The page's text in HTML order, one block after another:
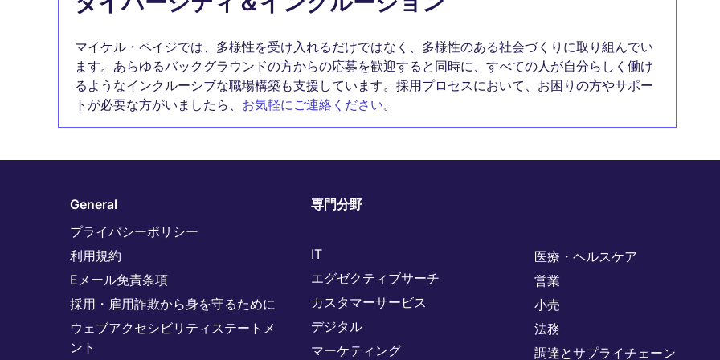
マイケル・ペイジでは、多様性を受け入れるだけではなく、多様性のある社会づくりに取り組んでい
ます。あらゆるバックグラウンドの方からの応募を歓迎すると同時に、すべての人が自分らしく働け
るようなインクルーシブな職場構築も支援しています。採用プロセスにおいて、お困りの方やサポー
トが必要な方がいましたら、 お気軽にご連絡ください。
General
プライバシーポリシー
利用規約
Eメール免責条項
採用・雇用詐欺から身を守るために
ウェブアクセシビリティステートメ
ント
専門分野
IT
エグゼクティブサーチ
カスタマーサービス
デジタル
マーケティング
医療・ヘルスケア
営業
小売
法務
調達とサプライチェーン